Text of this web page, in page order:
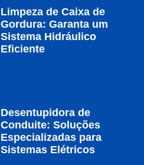
Limpeza de Caixa de
Gordura: Garanta um
Sistema Hidráulico
Eficiente
Desentupidora de
Conduite: Soluções
Especializadas para
Sistemas Elétricos